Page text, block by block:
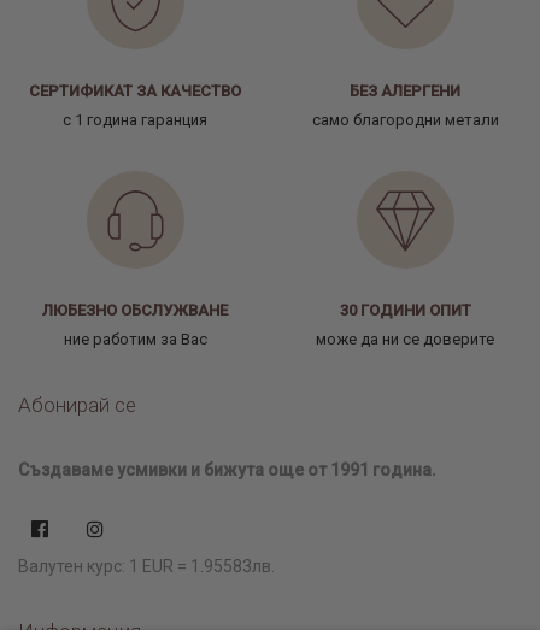
СЕРТИФИКАТ ЗА КАЧЕСТВО
с 1 година гаранция
БЕЗ АЛЕРГЕНИ
само благородни метали
ЛЮБЕЗНО ОБСЛУЖВАНЕ
ние работим за Вас
30 ГОДИНИ ОПИТ
може да ни се доверите
Абонирай се
Създаваме усмивки и бижута още от 1991 година.
Валутен курс: 1 EUR = 1.95583лв.